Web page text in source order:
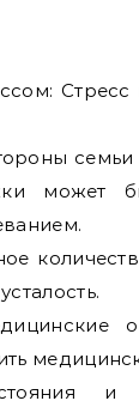
семьи
может
и